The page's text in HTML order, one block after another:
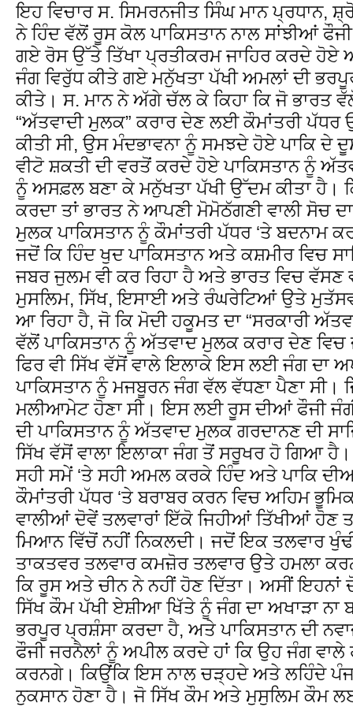
ਇਹ ਵਿਚਾਰ ਸ. ਸਿਮਰਨਜੀਤ ਸਿੰਘ ਮਾਨ ਪ੍ਰਧਾਨ,
ਨੇ ਹਿੰਦ ਵੱਲੋਂ ਰੂਸ ਕੋਲ ਪਾਕਿਸਤਾਨ ਨਾਲ ਸਾਂਝੀਆਂ
ਗਏ ਰੋਸ ਉੱਤੇ ਤਿੱਖਾ ਪ੍ਰਤੀਕਰਮ ਜਾਹਿਰ ਕਰਦੇ ਹੋਏ
ਜੰਗ ਵਿਰੁੱਧ ਕੀਤੇ ਗਏ ਮਨੁੱਖਤਾ ਪੱਖੀ ਅਮਲਾਂ ਦੀ
ਕੀਤੇ। ਸ. ਮਾਨ ਨੇ ਅੱਗੇ ਚੱਲ ਕੇ ਕਿਹਾ ਕਿ ਜੋ ਭਾਰਤ
“ਅੱਤਵਾਦੀ ਮੁਲਕ” ਕਰਾਰ ਦੇਣ ਲਈ ਕੌਮਾਂਤਰੀ ਪੱਧਰ
ਕੀਤੀ ਸੀ, ਉਸ ਮੰਦਭਾਵਨਾ ਨੂੰ ਸਮਝਦੇ ਹੋਏ ਪਾਕਿ
ਵੀਟੋ ਸ਼ਕਤੀ ਦੀ ਵਰਤੋਂ ਕਰਦੇ ਹੋਏ ਪਾਕਿਸਤਾਨ ਨੂੰ
ਨੂੰ ਅਸਫ਼ਲ ਬਣਾ ਕੇ ਮਨੁੱਖਤਾ ਪੱਖੀ ਉੱਦਮ ਕੀਤਾ ਹੈ।
ਕਰਦਾ ਤਾਂ ਭਾਰਤ ਨੇ ਆਪਣੀ ਮੋਮੋਠੱਗਣੀ ਵਾਲੀ ਸੋਚ
ਮੁਲਕ ਪਾਕਿਸਤਾਨ ਨੂੰ ਕੌਮਾਂਤਰੀ ਪੱਧਰ ‘ਤੇ ਬਦਨਾਮ
ਜਦੋਂ ਕਿ ਹਿੰਦ ਖੁਦ ਪਾਕਿਸਤਾਨ ਅਤੇ ਕਸ਼ਮੀਰ ਵਿਚ
ਜਬਰ ਜੁਲਮ ਵੀ ਕਰ ਰਿਹਾ ਹੈ ਅਤੇ ਭਾਰਤ ਵਿਚ ਵੱਸਣ
ਮੁਸਲਿਮ, ਸਿੱਖ, ਇਸਾਈ ਅਤੇ ਰੰਘਰੇਟਿਆਂ ਉਤੇ
ਆ ਰਿਹਾ ਹੈ, ਜੋ ਕਿ ਮੋਦੀ ਹਕੂਮਤ ਦਾ “ਸਰਕਾਰੀ
ਵੱਲੋਂ ਪਾਕਿਸਤਾਨ ਨੂੰ ਅੱਤਵਾਦ ਮੁਲਕ ਕਰਾਰ ਦੇਣ ਵਿਚ
ਫਿਰ ਵੀ ਸਿੱਖ ਵੱਸੋਂ ਵਾਲੇ ਇਲਾਕੇ ਇਸ ਲਈ ਜੰਗ ਦਾ
ਪਾਕਿਸਤਾਨ ਨੂੰ ਮਜਬੂਰਨ ਜੰਗ ਵੱਲ ਵੱਧਣਾ ਪੈਣਾ ਸੀ।
ਮਲੀਆਮੇਟ ਹੋਣਾ ਸੀ। ਇਸ ਲਈ ਰੂਸ ਦੀਆਂ ਫੌਜੀ
ਦੀ ਪਾਕਿਸਤਾਨ ਨੂੰ ਅੱਤਵਾਦ ਮੁਲਕ ਗਰਦਾਨਣ ਦੀ
ਸਿੱਖ ਵੱਸੋਂ ਵਾਲਾ ਇਲਾਕਾ ਜੰਗ ਤੋਂ ਸਰੂਖਰ ਹੋ ਗਿਆ
ਸਹੀ ਸਮੇਂ ‘ਤੇ ਸਹੀ ਅਮਲ ਕਰਕੇ ਹਿੰਦ ਅਤੇ ਪਾਕਿ
ਕੌਮਾਂਤਰੀ ਪੱਧਰ ‘ਤੇ ਬਰਾਬਰ ਕਰਨ ਵਿਚ ਅਹਿਮ
ਵਾਲੀਆਂ ਦੋਵੇਂ ਤਲਵਾਰਾਂ ਇੱਕੋ ਜਿਹੀਆਂ ਤਿੱਖੀਆਂ ਹੋਣ
ਮਿਆਨ ਵਿੱਚੋਂ ਨਹੀਂ ਨਿਕਲਦੀ। ਜਦੋਂ ਇਕ ਤਲਵਾਰ
ਤਾਕਤਵਰ ਤਲਵਾਰ ਕਮਜ਼ੋਰ ਤਲਵਾਰ ਉਤੇ ਹਮਲਾ
ਕਿ ਰੂਸ ਅਤੇ ਚੀਨ ਨੇ ਨਹੀਂ ਹੋਣ ਦਿੱਤਾ। ਅਸੀਂ ਇਹਨਾਂ
ਸਿੱਖ ਕੌਮ ਪੱਖੀ ਏਸ਼ੀਆ ਖਿੱਤੇ ਨੂੰ ਜੰਗ ਦਾ ਅਖਾੜਾ
ਭਰਪੂਰ ਪ੍ਰਸ਼ੰਸਾ ਕਰਦਾ ਹੈ, ਅਤੇ ਪਾਕਿਸਤਾਨ ਦੀ
ਫੌਜੀ ਜਰਨੈਲਾਂ ਨੂੰ ਅਪੀਲ ਕਰਦੇ ਹਾਂ ਕਿ ਉਹ ਜੰਗ ਵਾਲੇ
ਕਰਨਗੇ। ਕਿਉਂਕਿ ਇਸ ਨਾਲ ਚੜ੍ਹਦੇ ਅਤੇ ਲਹਿੰਦੇ
ਨੁਕਸਾਨ ਹੋਣਾ ਹੈ। ਜੋ ਸਿੱਖ ਕੌਮ ਅਤੇ ਮੁਸੁਲਿਮ ਕੌਮ